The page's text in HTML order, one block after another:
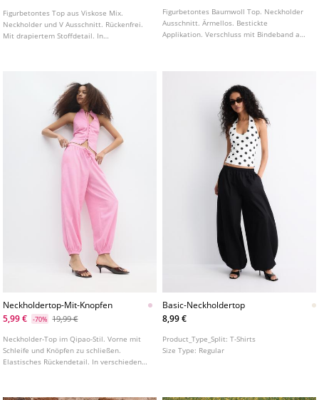
Figurbetontes Top aus Viskose Mix.
Neckholder und V Ausschnitt. Rückenfrei.
Mit drapiertem Stoffdetail. In
Figurbetontes Baumwoll Top. Neckholder
Ausschnitt. Ärmellos. Bestickte
Applikation. Verschluss mit Bindeband am
Neckholdertop-Mit-Knopfen
5,99 €
-70% 19,99 €
Neckholder-Top im Qipao-Stil. Vorne mit
Schleife und Knöpfen zu schließen.
Elastisches Rückendetail. In verschiedenen
Basic-Neckholdertop
8,99 €
Product_Type_Split:T-Shirts
Size Type: Regular